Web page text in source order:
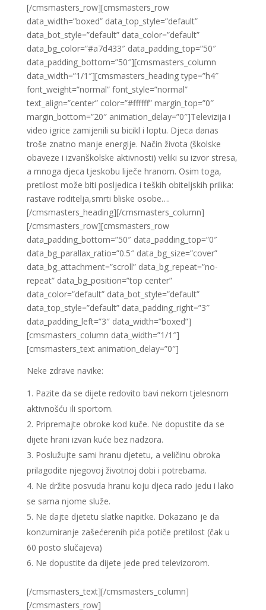
[/cmsmasters_row][cmsmasters_row
data_width=”boxed” data_top_style=”default”
data_bot_style=”default” data_color=”default”
data_bg_color=”#a7d433″ data_padding_top=”50″
data_padding_bottom=”50″][cmsmasters_column
data_width=”1/1″][cmsmasters_heading type=”h4″
font_weight=”normal” font_style=”normal”
text_align=”center” color=”#ffffff” margin_top=”0″
margin_bottom=”20″ animation_delay=”0″]Televizija i
video igrice zamijenili su bicikl i loptu. Djeca danas
troše znatno manje energije. Način života (školske
obaveze i izvanškolske aktivnosti) veliki su izvor stresa,
a mnoga djeca tjeskobu liječe hranom. Osim toga,
pretilost može biti posljedica i teških obiteljskih prilika:
rastave roditelja,smrti bliske osobe….
[/cmsmasters_heading][/cmsmasters_column]
[/cmsmasters_row][cmsmasters_row
data_padding_bottom=”50″ data_padding_top=”0″
data_bg_parallax_ratio=”0.5″ data_bg_size=”cover”
data_bg_attachment=”scroll” data_bg_repeat=”no-
repeat” data_bg_position=”top center”
data_color=”default” data_bot_style=”default”
data_top_style=”default” data_padding_right=”3″
data_padding_left=”3″ data_width=”boxed”]
[cmsmasters_column data_width=”1/1″]
[cmsmasters_text animation_delay=”0″]
Neke zdrave navike:
Pazite da se dijete redovito bavi nekom tjelesnom
aktivnošću ili sportom.
Pripremajte obroke kod kuče. Ne dopustite da se
dijete hrani izvan kuće bez nadzora.
Poslužujte sami hranu djetetu, a veličinu obroka
prilagodite njegovoj životnoj dobi i potrebama.
Ne držite posvuda hranu koju djeca rado jedu i lako
se sama njome služe.
Ne dajte djetetu slatke napitke. Dokazano je da
konzumiranje zašećerenih pića potiče pretilost (čak u
60 posto slučajeva)
Ne dopustite da dijete jede pred televizorom.
[/cmsmasters_text][/cmsmasters_column]
[/cmsmasters_row]